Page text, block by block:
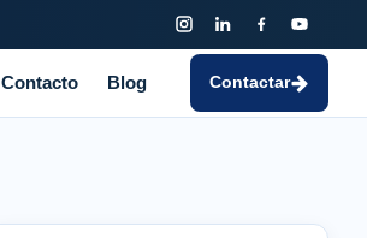
Contacto Blog Contactar